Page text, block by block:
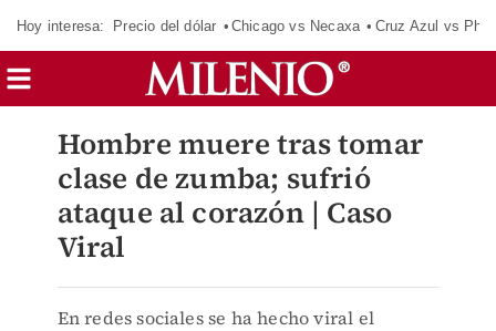
Hoy interesa: Precio del dólar Chicago vs Necaxa Cruz Azul vs
Hombre muere tras tomar
clase de zumba; sufrió
ataque al corazón | Caso
Viral
En redes sociales se ha hecho viral el